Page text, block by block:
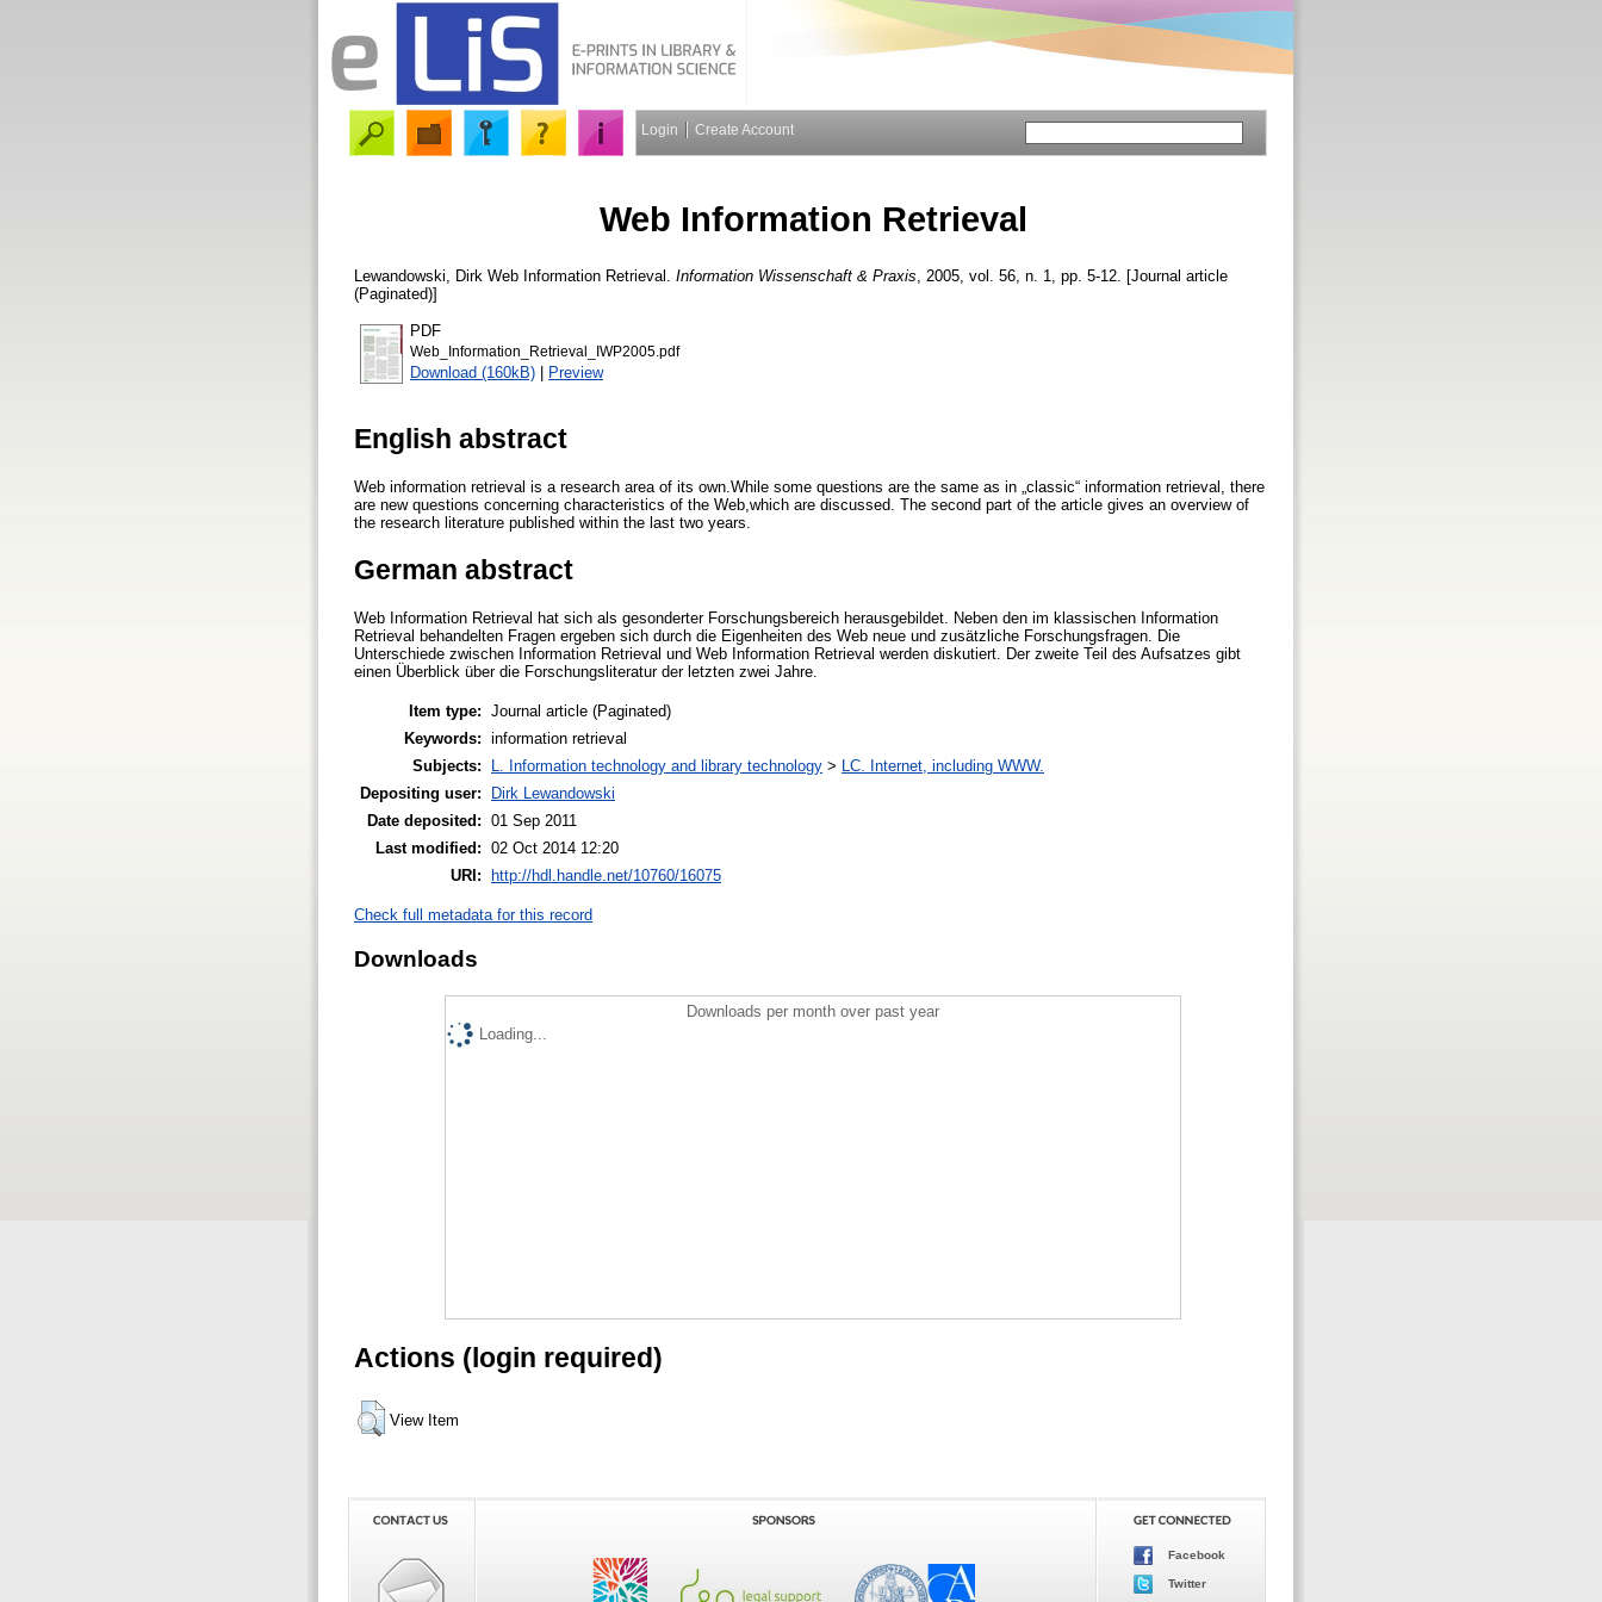
Login Create Account
Web Information Retrieval
Lewandowski, Dirk Web Information Retrieval. Information Wissenschaft & Praxis , 2005, vol. 56, n. 1, pp. 5-12. [Journal article
(Paginated)]
PDF
Web_Information_Retrieval_IWP2005.pdf
Download (160kB) | Preview
English abstract
Web information retrieval is a research area of its own.While some questions are the same as in „classic“ information retrieval, there
are new questions concerning characteristics of the Web,which are discussed. The second part of the article gives an overview of
the research literature published within the last two years.
German abstract
Web Information Retrieval hat sich als gesonderter Forschungsbereich herausgebildet. Neben den im klassischen Information
Retrieval behandelten Fragen ergeben sich durch die Eigenheiten des Web neue und zusätzliche Forschungsfragen. Die
Unterschiede zwischen Information Retrieval und Web Information Retrieval werden diskutiert. Der zweite Teil des Aufsatzes gibt
einen Überblick über die Forschungsliteratur der letzten zwei Jahre.
Item type: Journal article (Paginated)
Keywords: information retrieval
Subjects:
L. Information technology and library technology >
LC. Internet, including WWW.
Depositing user:
Dirk Lewandowski
Date deposited: 01 Sep 2011
Last modified: 02 Oct 2014 12:20
URI:
http://hdl.handle.net/10760/16075
Check full metadata for this record
Downloads
Downloads per month over past year
Loading...
Actions (login required)
View Item
Facebook
Twitter